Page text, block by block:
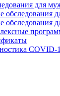
для
обследования
обследования